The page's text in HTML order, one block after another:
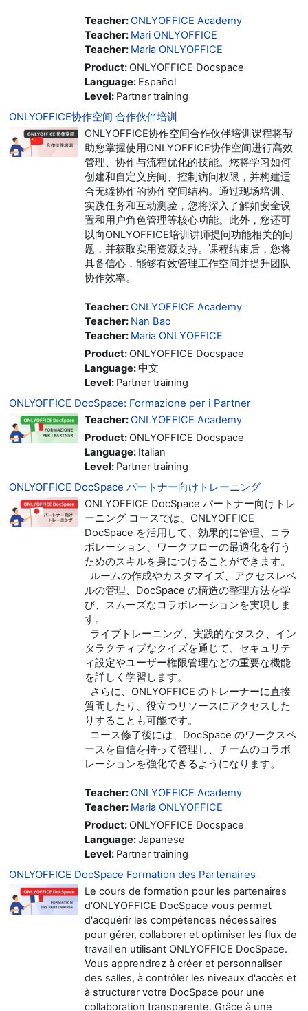
Teacher:ONLYOFFICE Academy
Teacher: Mari ONLYOFFICE
Teacher: Maria ONLYOFFICE
Product: ONLYOFFICE Docspace
Language: Español
Level: Partner training
ONLYOFFICE协作空间 合作伙伴培训
ONLYOFFICE协作空间合作伙伴培训课程将帮
助您掌握使用ONLYOFFICE协作空间进行高效
管理、协作与流程优化的技能。您将学习如何
创建和自定义房间、控制访问权限，并构建适
合无缝协作的协作空间结构。通过现场培训、
实践任务和互动测验，您将深入了解如安全设
置和用户角色管理等核心功能。此外，您还可
以向ONLYOFFICE培训讲师提问功能相关的问
题，并获取实用资源支持。课程结束后，您将
具备信心，能够有效管理工作空间并提升团队
协作效率。
Teacher:ONLYOFFICE Academy
Teacher: Nan Bao
Teacher: Maria ONLYOFFICE
Product: ONLYOFFICE Docspace
Language:中文
Level: Partner training
ONLYOFFICE DocSpace: Formazione per i Partner
Teacher:ONLYOFFICE Academy
Product: ONLYOFFICE Docspace
Language: Italian
Level: Partner training
ONLYOFFICE DocSpace パートナー向けトレーニング
ONLYOFFICE DocSpace パートナー向けトレ
ーニング コースでは、ONLYOFFICE
DocSpace を活用して、効果的に管理、コラ
ボレーション、ワークフローの最適化を行う
ためのスキルを身につけることができます。
ルームの作成やカスタマイズ、アクセスレベ
ルの管理、DocSpace の構造の整理方法を学
び、スムーズなコラボレーションを実現しま
す。
ライブトレーニング、実践的なタスク、イン
タラクティブなクイズを通じて、セキュリテ
ィ設定やユーザー権限管理などの重要な機能
を詳しく学習します。
さらに、ONLYOFFICE のトレーナーに直接
質問したり、役立つリソースにアクセスした
りすることも可能です。
コース修了後には、DocSpace のワークスペ
ースを自信を持って管理し、チームのコラボ
レーションを強化できるようになります。
Teacher:ONLYOFFICE Academy
Teacher: Maria ONLYOFFICE
Product: ONLYOFFICE Docspace
Language:Japanese
Level: Partner training
ONLYOFFICE DocSpace Formation des Partenaires
Le cours de formation pour les partenaires
d'ONLYOFFICE DocSpace vous permet
d'acquérir les compétences nécessaires
pour gérer, collaborer et optimiser les flux de
travail en utilisant ONLYOFFICE DocSpace.
Vous apprendrez à créer et personnaliser
des salles, à contrôler les niveaux d'accès et
à structurer votre DocSpace pour une
collaboration transparente. Grâce à une